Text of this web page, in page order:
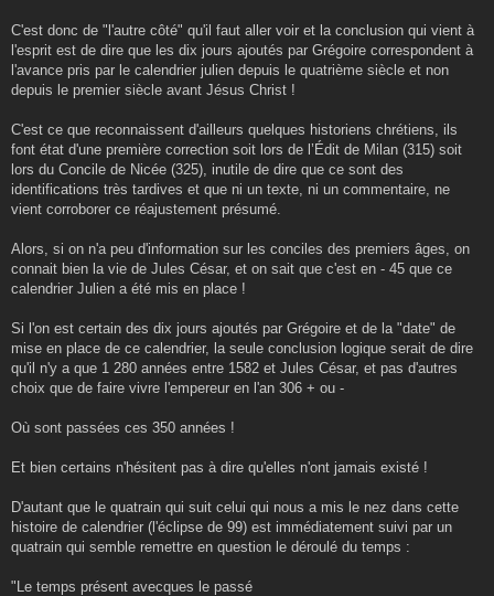
C'est donc de "l'autre côté" qu'il faut aller voir et la conclusion qui vient à
l'esprit est de dire que les dix jours ajoutés par Grégoire correspondent à
l'avance pris par le calendrier julien depuis le quatrième siècle et non
depuis le premier siècle avant Jésus Christ !
C'est ce que reconnaissent d'ailleurs quelques historiens chrétiens, ils
font état d'une première correction soit lors de l’Édit de Milan (315) soit
lors du Concile de Nicée (325), inutile de dire que ce sont des
identifications très tardives et que ni un texte, ni un commentaire, ne
vient corroborer ce réajustement présumé.
Alors, si on n'a peu d'information sur les conciles des premiers âges, on
connait bien la vie de Jules César, et on sait que c'est en - 45 que ce
calendrier Julien a été mis en place !
Si l'on est certain des dix jours ajoutés par Grégoire et de la "date" de
mise en place de ce calendrier, la seule conclusion logique serait de dire
qu'il n'y a que 1 280 années entre 1582 et Jules César, et pas d'autres
choix que de faire vivre l'empereur en l'an 306 + ou -
Où sont passées ces 350 années !
Et bien certains n'hésitent pas à dire qu'elles n'ont jamais existé !
D'autant que le quatrain qui suit celui qui nous a mis le nez dans cette
histoire de calendrier (l'éclipse de 99) est immédiatement suivi par un
quatrain qui semble remettre en question le déroulé du temps :
"Le temps présent avecques le passé